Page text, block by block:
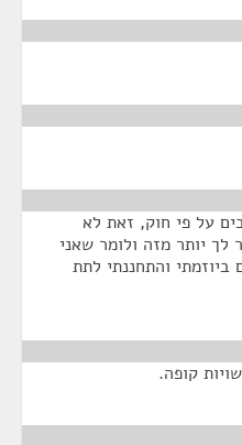
על פי חוק, זאת לא
יותר מזה ולומר שאני
והתחננתי לתת
קופה.